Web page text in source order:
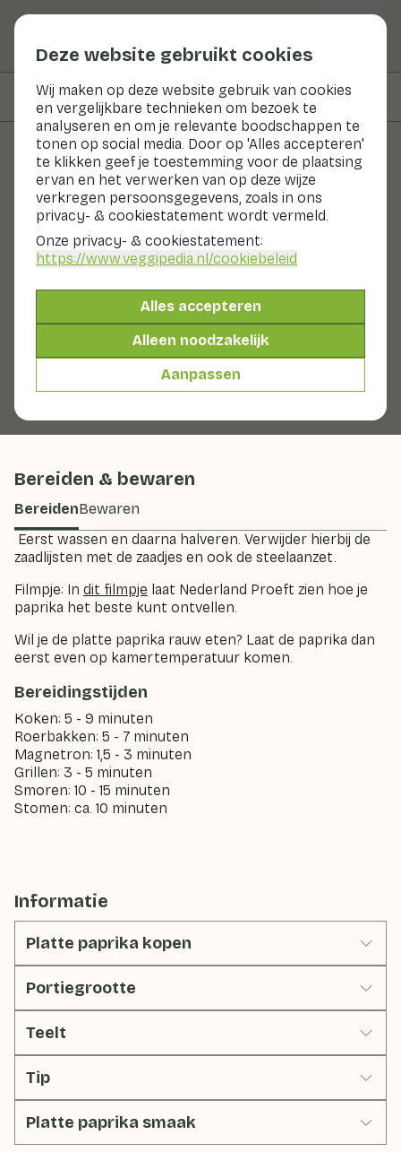
Deze website gebruikt cookies
Wij maken op deze website gebruik van cookies
en vergelijkbare technieken om bezoek te
analyseren en om je relevante boodschappen te
tonen op social media. Door op 'Alles accepteren'
te klikken geef je toestemming voor de plaatsing
ervan en het verwerken van op deze wijze
verkregen persoonsgegevens, zoals in ons
privacy- & cookiestatement wordt vermeld.
Onze privacy- & cookiestatement:
https://www.veggipedia.nl/cookiebeleid
Alles accepteren
Alleen noodzakelijk
Aanpassen
Op deze pagina Recepten met
Groenten en fruit
Platte paprika
Nu in seizoen Groenten Koel & donker
maar de schil van een paprika. Deze paprika wordt
daarom ook wel tomaatpaprika genoemd. Tijdens het
rijpen verkleurt deze vruchtgroente van donkergroen
naar felrood. De smaak is duidelijk die van (rode) paprika.
Ook wel genoemd:
Platte paprika
Paprika
Bereiden & bewaren
BereidenBewaren
Eerst wassen en daarna halveren. Verwijder hierbij de
zaadlijsten met de zaadjes en ook de steelaanzet.
Filmpje: In dit filmpje laat Nederland Proeft zien hoe je
paprika het beste kunt ontvellen.
Wil je de platte paprika rauw eten? Laat de paprika dan
eerst even op kamertemperatuur komen.
Bereidingstijden
Koken: 5 - 9 minuten
Roerbakken: 5 - 7 minuten
Magnetron: 1,5 - 3 minuten
Grillen: 3 - 5 minuten
Smoren: 10 - 15 minuten
Stomen: ca. 10 minuten
Informatie
Platte paprika kopen
Portiegrootte
Teelt
Tip
Platte paprika smaak